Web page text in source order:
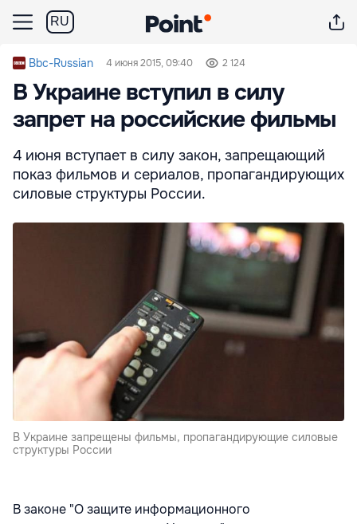
RU
Bbc-Russian 4 июня 2015, 09:40 2 124
В Украине вступил в силу
запрет на российские фильмы
4 июня вступает в силу закон, запрещающий
показ фильмов и сериалов, пропагандирующих
силовые структуры России.
В Украине запрещены фильмы, пропагандирующие силовые
структуры России
В законе "О защите информационного